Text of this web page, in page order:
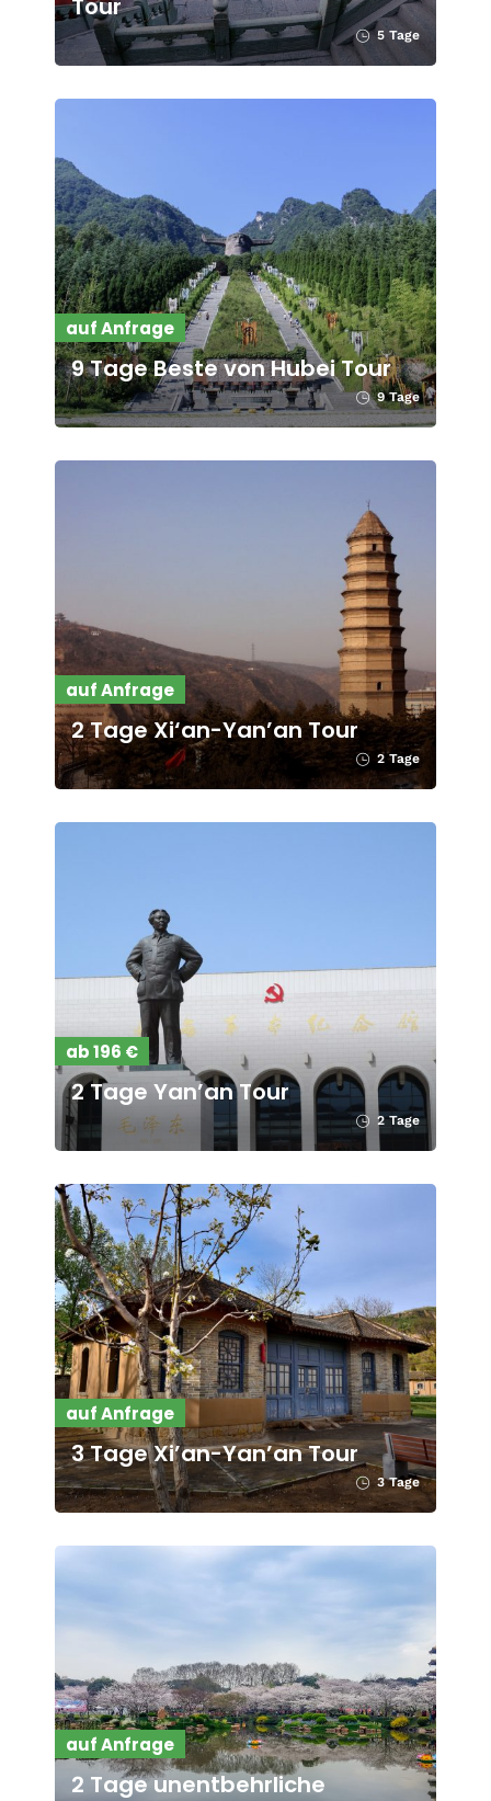
Tour
5 Tage
auf Anfrage
9 Tage Beste von Hubei Tour
9 Tage
auf Anfrage
2 Tage Xi‘an-Yan’an Tour
2 Tage
ab 196 €
2 Tage Yan’an Tour
2 Tage
auf Anfrage
3 Tage Xi’an-Yan’an Tour
3 Tage
auf Anfrage
2 Tage unentbehrliche